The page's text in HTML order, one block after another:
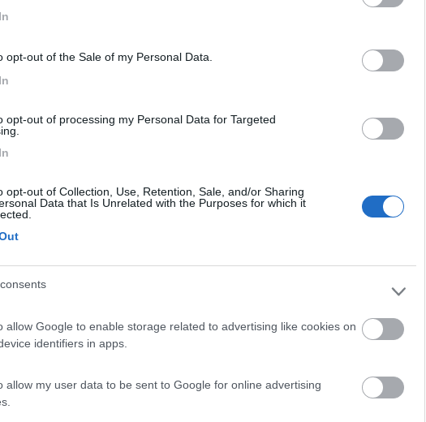
opt-out of the Sale of my Personal Data.
opt-out of processing my Personal Data for Targeted
opt-out of Collection, Use, Retention, Sale, and/or Sharing
Data that Is Unrelated with the Purposes for which it
allow Google to enable storage related to advertising like cookies on
identifiers in apps.
allow my user data to be sent to Google for online advertising
Fontanelle, 106 - lic. Baia dei Turchi
Posizione
offre diversi tipi di alloggiamento e zona c...
- San Foca
a nord di Otranto, vicino a spiaggia Baia dei Turc...